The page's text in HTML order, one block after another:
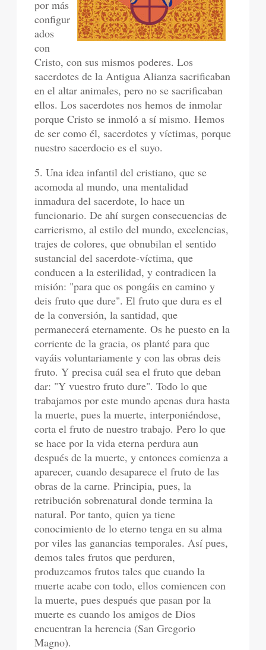
por más
configur
ados
con
Cristo, con sus mismos poderes. Los
sacerdotes de la Antigua Alianza sacrificaban
en el altar animales, pero no se sacrificaban
ellos. Los sacerdotes nos hemos de inmolar
porque Cristo se inmoló a sí mismo. Hemos
de ser como él, sacerdotes y víctimas, porque
nuestro sacerdocio es el suyo.
5. Una idea infantil del cristiano, que se
acomoda al mundo, una mentalidad
inmadura del sacerdote, lo hace un
funcionario. De ahí surgen consecuencias de
carrierismo, al estilo del mundo, excelencias,
trajes de colores, que obnubilan el sentido
sustancial del sacerdote-víctima, que
conducen a la esterilidad, y contradicen la
misión: "para que os pongáis en camino y
deis fruto que dure". El fruto que dura es el
de la conversión, la santidad, que
permanecerá eternamente. Os he puesto en la
corriente de la gracia, os planté para que
vayáis voluntariamente y con las obras deis
fruto. Y precisa cuál sea el fruto que deban
dar: "Y vuestro fruto dure". Todo lo que
trabajamos por este mundo apenas dura hasta
la muerte, pues la muerte, interponiéndose,
corta el fruto de nuestro trabajo. Pero lo que
se hace por la vida eterna perdura aun
después de la muerte, y entonces comienza a
aparecer, cuando desaparece el fruto de las
obras de la carne. Principia, pues, la
retribución sobrenatural donde termina la
natural. Por tanto, quien ya tiene
conocimiento de lo eterno tenga en su alma
por viles las ganancias temporales. Así pues,
demos tales frutos que perduren,
produzcamos frutos tales que cuando la
muerte acabe con todo, ellos comiencen con
la muerte, pues después que pasan por la
muerte es cuando los amigos de Dios
encuentran la herencia (San Gregorio
Magno).